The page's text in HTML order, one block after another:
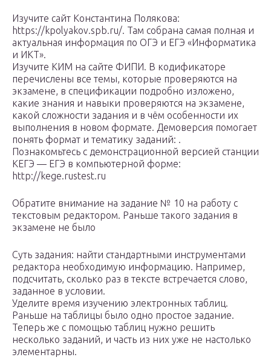
Изучите сайт Константина Полякова:
https://kpolyakov.spb.ru/. Там собрана самая полная и
актуальная информация по ОГЭ и ЕГЭ «Информатика
и ИКТ».
Изучите КИМ на сайте ФИПИ. В кодификаторе
перечислены все темы, которые проверяются на
экзамене, в спецификации подробно изложено,
какие знания и навыки проверяются на экзамене,
какой сложности задания и в чём особенности их
выполнения в новом формате. Демоверсия помогает
понять формат и тематику заданий: .
Познакомьтесь с демонстрационной версией станции
КЕГЭ — ЕГЭ в компьютерной форме:
http://kege.rustest.ru
Обратите внимание на задание № 10 на работу с
текстовым редактором. Раньше такого задания в
экзамене не было
Суть задания: найти стандартными инструментами
редактора необходимую информацию. Например,
подсчитать, сколько раз в тексте встречается слово,
заданное в условии.
Уделите время изучению электронных таблиц.
Раньше на таблицы было одно простое задание.
Теперь же с помощью таблиц нужно решить
несколько заданий, и часть из них уже не настолько
элементарны.